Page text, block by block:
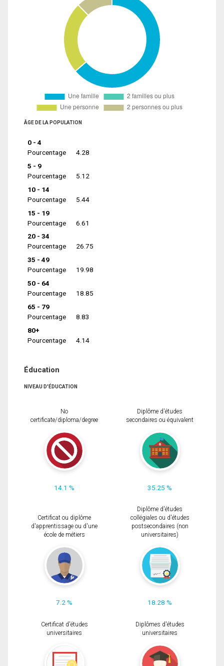
ÂGE DE LA POPULATION
0 - 4
Pourcentage
4.28
5 - 9
Pourcentage
5.12
10 - 14
Pourcentage
5.44
15 - 19
Pourcentage
6.61
20 - 34
Pourcentage
26.75
35 - 49
Pourcentage
19.98
50 - 64
Pourcentage
18.85
65 - 79
Pourcentage
8.83
80+
Pourcentage
4.14
Éducation
NIVEAU D'ÉDUCATION
No
certificate/diploma/degree
14.1 %
Diplôme d'études
secondaires ou équivalent
35.25 %
Certificat ou diplôme
d'apprentissage ou d'une
école de métiers
7.2 %
Diplôme d'études
collégiales ou d'études
postsecondaires (non
universitaires)
18.28 %
Certificat d'études
universitaires
Diplômes d'études
universitaires